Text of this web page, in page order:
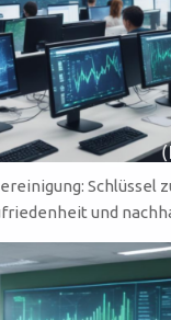
Schlüssel
und